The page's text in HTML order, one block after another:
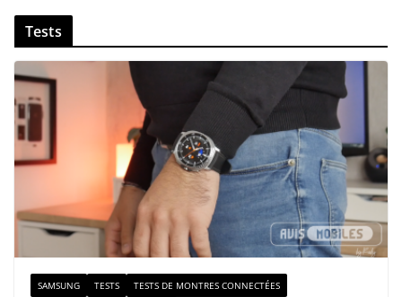
v
t
r
e
e
m
i
Tests
SAMSUNG TESTS
TESTS DE MONTRES CONNECTÉES